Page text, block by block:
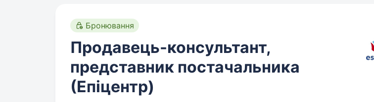
Бронювання
Продавець-консультант,
представник постачальника
(Епіцентр)